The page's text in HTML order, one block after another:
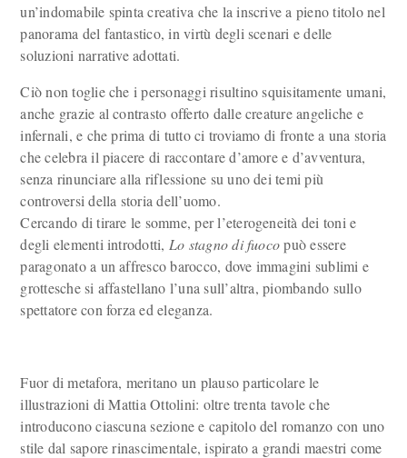
un’indomabile spinta creativa che la inscrive a pieno titolo nel
panorama del fantastico, in virtù degli scenari e delle
soluzioni narrative adottati.
Ciò non toglie che i personaggi risultino squisitamente umani,
anche grazie al contrasto offerto dalle creature angeliche e
infernali, e che prima di tutto ci troviamo di fronte a una storia
che celebra il piacere di raccontare d’amore e d’avventura,
senza rinunciare alla riflessione su uno dei temi più
controversi della storia dell’uomo.
Cercando di tirare le somme, per l’eterogeneità dei toni e
degli elementi introdotti, Lo stagno di fuocopuò essere
paragonato a un affresco barocco, dove immagini sublimi e
grottesche si affastellano l’una sull’altra, piombando sullo
spettatore con forza ed eleganza.
Fuor di metafora, meritano un plauso particolare le
illustrazioni di Mattia Ottolini: oltre trenta tavole che
introducono ciascuna sezione e capitolo del romanzo con uno
stile dal sapore rinascimentale, ispirato a grandi maestri come